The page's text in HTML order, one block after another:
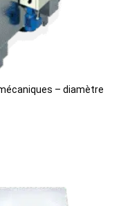
– diamètre